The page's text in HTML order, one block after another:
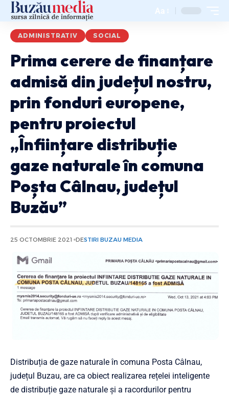
Aa
ADMINISTRATIV SOCIAL
Prima cerere de finanțare
admisă din județul nostru,
prin fonduri europene,
pentru proiectul
„Înființare distribuție
gaze naturale în comuna
Poșta Câlnau, județul
Buzău”
25 OCTOMBRIE 2021 DESTIRI BUZAU MEDIA
Distribuția de gaze naturale în comuna Posta Câlnau,
județul Buzau, are ca obiect realizarea rețelei inteligente
de distribuție gaze naturale și a racordurilor pentru